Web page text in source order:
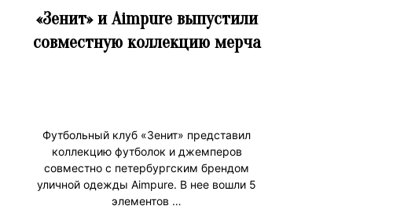
«Зенит» и Aimpure выпустили
совместную коллекцию мерча
Футбольный клуб «Зенит» представил
коллекцию футболок и джемперов
совместно с петербургским брендом
уличной одежды Aimpure. В нее вошли 5
элементов …